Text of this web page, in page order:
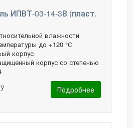
ИПВТ-03-14-3В (пласт.
влажности
до +120 °С
корпус
корпус со степенью
Подробнее